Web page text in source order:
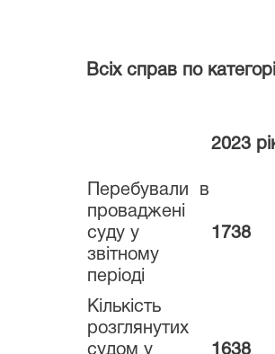
Всіх справ по
2023
Перебували в
проваджені
суду у
звітному
періоді
1738
Кількість
розглянутих
судом у
1638